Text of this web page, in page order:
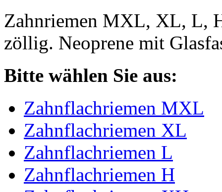
Zahnriemen MXL, XL, L,
zöllig. Neoprene mit
Bitte wählen Sie aus:
Zahnflachriemen MXL
Zahnflachriemen XL
Zahnflachriemen L
Zahnflachriemen H